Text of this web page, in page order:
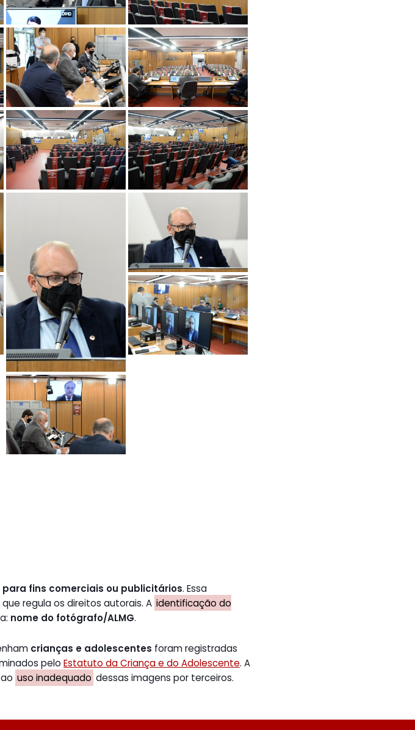
para fins comerciais ou publicitários. Essa
que regula os direitos autorais. A identificação do
nome do fotógrafo/ALMG.
crianças e adolescentes foram registradas
pelo Estatuto da Criança e do Adolescente. A
uso inadequado dessas imagens por terceiros.